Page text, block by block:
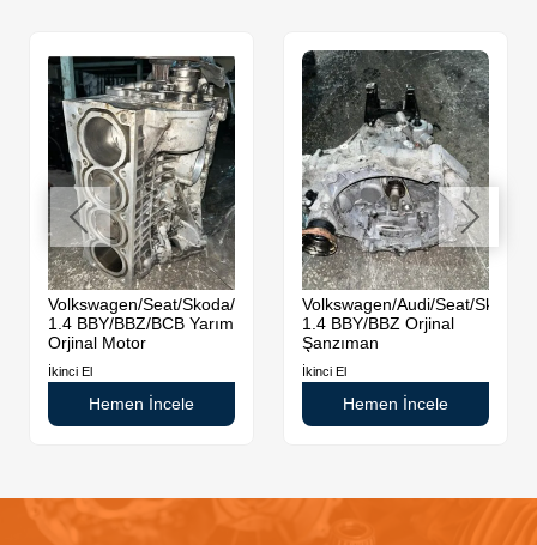
Volkswagen/Seat/Skoda/Audi
1.4 BBY/BBZ/BCB Yarım
Orjinal Motor
İkinci El
Hemen İncele
Volkswagen/Audi/Seat/Skoda
1.4 BBY/BBZ Orjinal
Şanzıman
İkinci El
Hemen İncele